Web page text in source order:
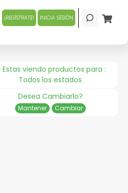
¡REGÍSTRATE! INICIA SESIÓN
Estas viendo productos para :
Todos los estados
Desea Cambiarlo?
Mantener Cambiar